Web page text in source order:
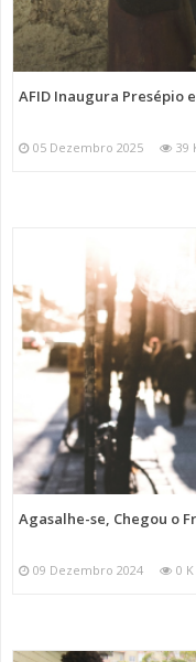
AFID Inaugura Presépio
05 Dezembro 2025 39
Agasalhe-se, Chegou o
09 Dezembro 2024 0 K